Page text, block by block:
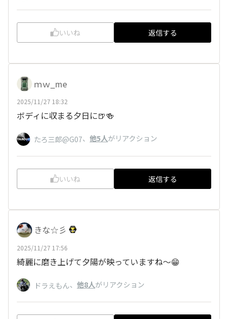
いいね 返信する
ｍｗ_me
2025/11/27 18:32
ボディに収まる夕日に🍺🍻
たろ三郎@G07、 他5人がリアクション
いいね 返信する
きな☆彡
2025/11/27 17:56
綺麗に磨き上げて夕陽が映っていますね〜😁
ドラえもん、 他8人がリアクション